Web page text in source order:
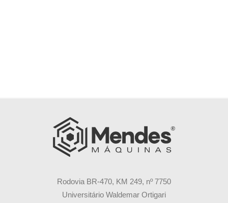
Rodovia BR-470, KM 249, nº 7750
Universitário Waldemar Ortigari